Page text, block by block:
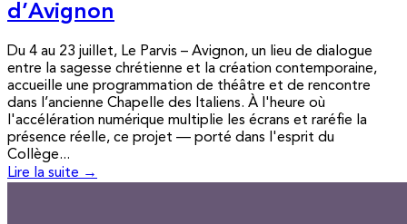
d’Avignon
Du 4 au 23 juillet, Le Parvis – Avignon, un lieu de dialogue
entre la sagesse chrétienne et la création contemporaine,
accueille une programmation de théâtre et de rencontre
dans l’ancienne Chapelle des Italiens. À l'heure où
l'accélération numérique multiplie les écrans et raréfie la
présence réelle, ce projet — porté dans l'esprit du
Collège...
Lire la suite →